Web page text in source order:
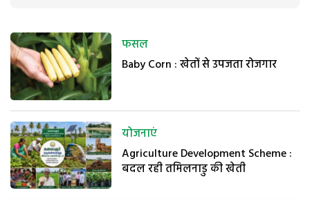
फसल
Baby Corn : खेतों से उपजता रोजगार
योजनाएं
Agriculture Development Scheme :
बदल रही तमिलनाडु की खेती